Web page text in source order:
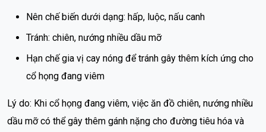
Nên chế biến dưới dạng: hấp, luộc, nấu canh
Tránh: chiên, nướng nhiều dầu mỡ
Hạn chế gia vị cay nóng để tránh gây thêm kích ứng cho
cổ họng đang viêm
Lý do: Khi cổ họng đang viêm, việc ăn đồ chiên, nướng nhiều
dầu mỡ có thể gây thêm gánh nặng cho đường tiêu hóa và